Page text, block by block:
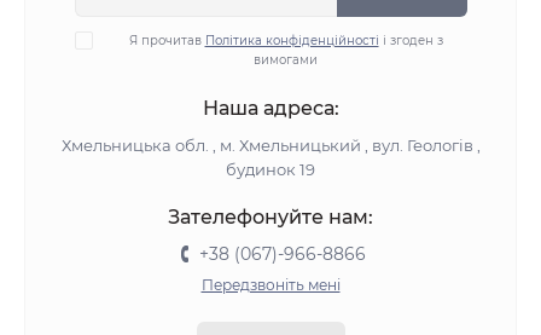
Я прочитав Політика конфіденційності і згоден з
вимогами
Наша адреса:
Хмельницька обл. , м. Хмельницький , вул. Геологів ,
будинок 19
Зателефонуйте нам:
+38 (067)-966-8866
Передзвоніть мені